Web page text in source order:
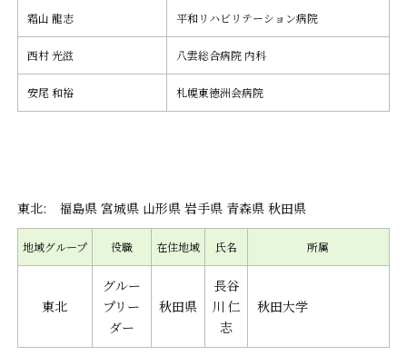
霜山 龍志 平和リハビリテーション病院
西村 光滋 八雲総合病院 内科
安尾 和裕 札幌東徳洲会病院
東北: 福島県 宮城県 山形県 岩手県 青森県 秋田県
地域グループ 役職 在住地域 氏名 所属
東北
グルー
プリー
ダー
秋田県
長谷
川 仁
志
秋田大学